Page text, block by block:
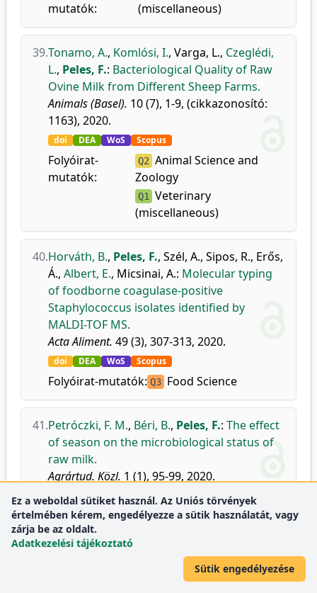
mutatók:
(miscellaneous)
39.Tonamo, A., Komlósi, I., Varga, L., Czeglédi,
L., Peles, F.: Bacteriological Quality of Raw
Ovine Milk from Different Sheep Farms.
Animals (Basel). 10 (7), 1-9, (cikkazonosító:
1163), 2020.
doi DEA WoS Scopus
Folyóirat-
mutatók:
Q2 Animal Science and
Zoology
Q1
Veterinary
(miscellaneous)
40.Horváth, B., Peles, F., Szél, A., Sipos, R., Erős,
Á., Albert, E., Micsinai, A.: Molecular typing
of foodborne coagulase-positive
Staphylococcus isolates identified by
MALDI-TOF MS.
Acta Aliment. 49 (3), 307-313, 2020.
doi DEA WoS Scopus
Folyóirat-mutatók: Q3 Food Science
41.Petróczki, F. M., Béri, B., Peles, F.: The effect
of season on the microbiological status of
raw milk.
Agrártud. Közl. 1 (1), 95-99, 2020.
doi DEA
Ez a weboldal sütiket használ. Az Uniós törvények
értelmében kérem, engedélyezze a sütik használatát, vagy
zárja be az oldalt.
Adatkezelési tájékoztató
Sütik engedélyezése